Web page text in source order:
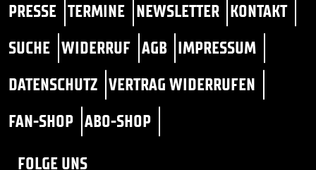
PRESSE TERMINE NEWSLETTER KONTAKT
SUCHE WIDERRUF AGB IMPRESSUM
DATENSCHUTZ VERTRAG WIDERRUFEN
FAN-SHOP ABO-SHOP
FOLGE UNS